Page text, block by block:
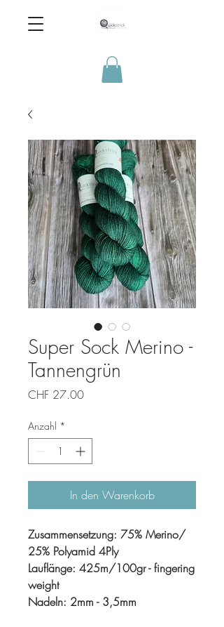
Super Sock Merino -
Tannengrün
CHF 27.00Preis
Anzahl *
In den Warenkorb
Zusammensetzung: 75% Merino/
25% Polyamid 4Ply
Lauflänge: 425m/100gr - fingering
weight
Nadeln: 2mm - 3,5mm